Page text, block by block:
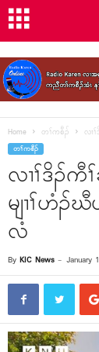
Home တၢ်ကစီၣ် လၢ
တၢ်ကစီၣ်
လၢၢ်ဒိၣ်
မျၢၢ်ဟံၣ်
လံ
By KIC News - January